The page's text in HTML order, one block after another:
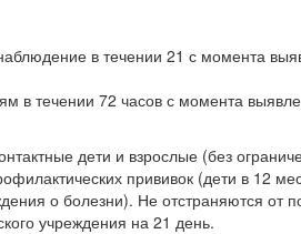
в течении 21 с момента
в течении 72 часов с момента
дети и взрослые (без
прививок (дети в 12
о болезни). Не отстраняются от
учреждения на 21 день.